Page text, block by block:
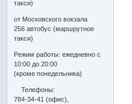
такси)
от Московского вокзала
256 автобус (маршрутное
такси)
Режим работы: ежедневно с
10:00 до 20:00
(кроме понедельника)
Телефоны:
784-34-41 (офис),